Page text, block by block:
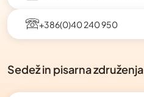
+386(0)40 240 950
Sedež in pisarna združenja